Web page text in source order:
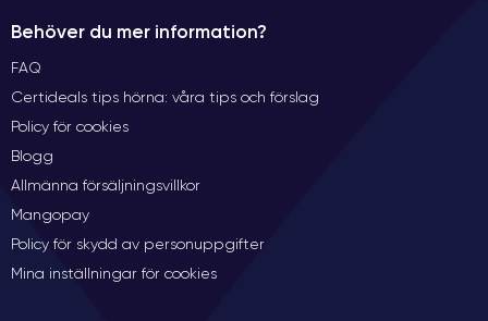
Behöver du mer information?
FAQ
Certideals tips hörna: våra tips och förslag
Policy för cookies
Blogg
Allmänna försäljningsvillkor
Mangopay
Policy för skydd av personuppgifter
Mina inställningar för cookies